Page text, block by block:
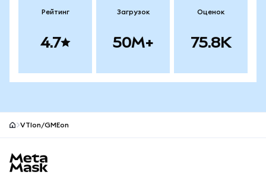
Рейтинг
4.7
Загрузок
50M+
Оценок
75.8K
VTIon/GMEon